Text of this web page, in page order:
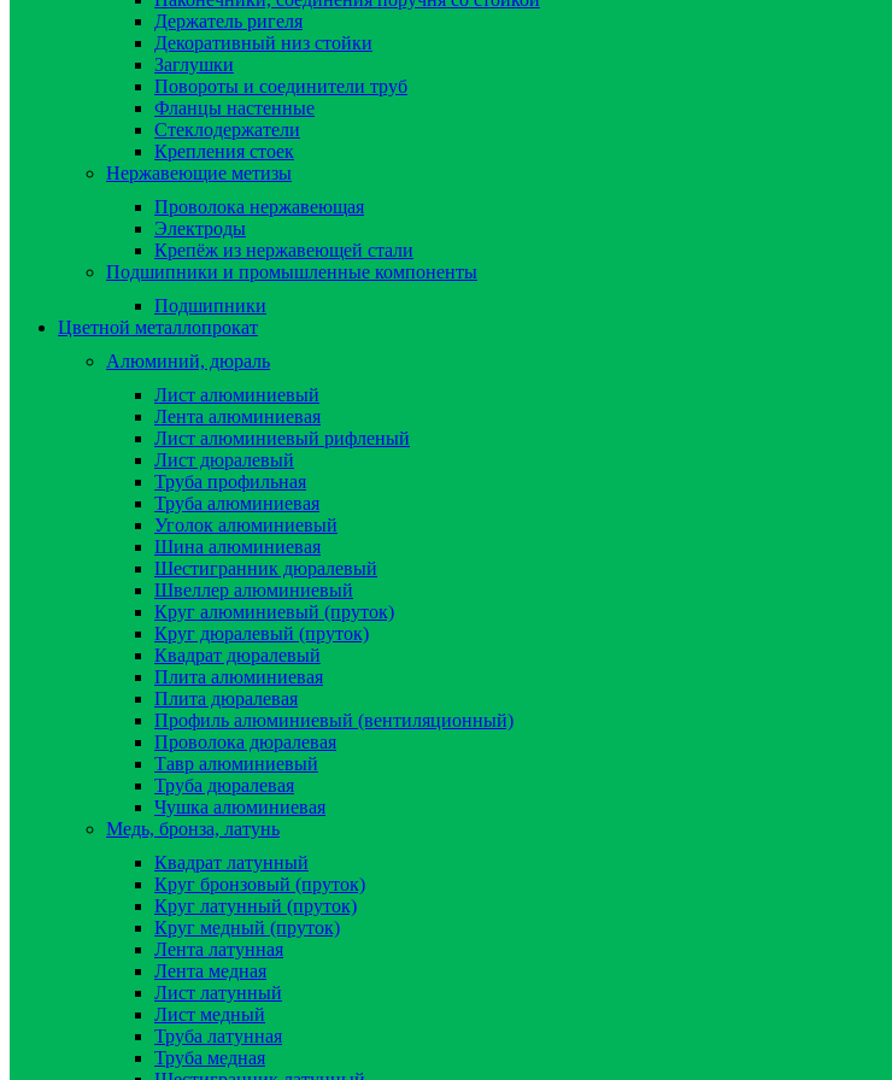
Держатель ригеля
Декоративный низ стойки
Заглушки
Повороты и соединители труб
Фланцы настенные
Стеклодержатели
Крепления стоек
Нержавеющие метизы
Проволока нержавеющая
Электроды
Крепёж из нержавеющей стали
Подшипники и промышленные компоненты
Подшипники
Цветной металлопрокат
Алюминий, дюраль
Лист алюминиевый
Лента алюминиевая
Лист алюминиевый рифленый
Лист дюралевый
Труба профильная
Труба алюминиевая
Уголок алюминиевый
Шина алюминиевая
Шестигранник дюралевый
Швеллер алюминиевый
Круг алюминиевый (пруток)
Круг дюралевый (пруток)
Квадрат дюралевый
Плита алюминиевая
Плита дюралевая
Профиль алюминиевый (вентиляционный)
Проволока дюралевая
Тавр алюминиевый
Труба дюралевая
Чушка алюминиевая
Медь, бронза, латунь
Квадрат латунный
Круг бронзовый (пруток)
Круг латунный (пруток)
Круг медный (пруток)
Лента латунная
Лента медная
Лист латунный
Лист медный
Труба латунная
Труба медная